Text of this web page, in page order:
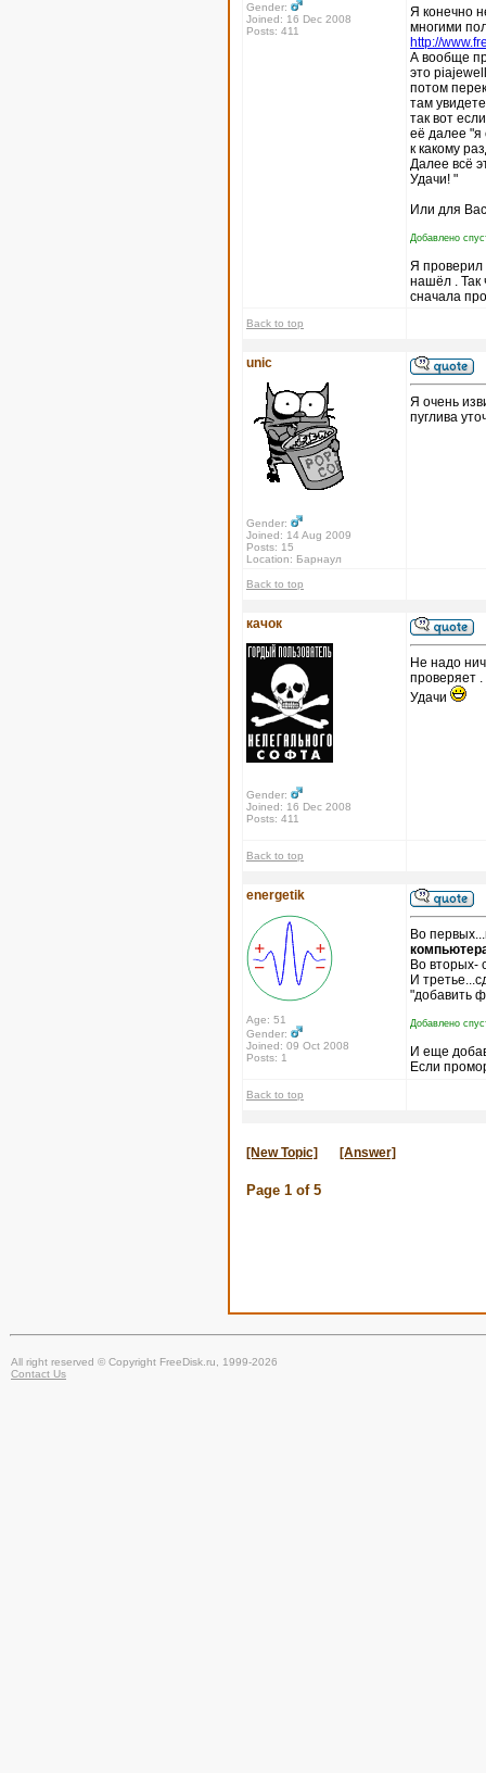
Gender:
Joined: 16 Dec 2008
Posts: 411
Я конечно
многими
http://
А вообще
это
потом
там
так вот
её далее "я
к какому
Далее всё
Удачи! "
Или для
Добавлено
Я проверил
нашёл . Так
сначала
Back to top
unic
Gender:
Joined: 14 Aug 2009
Posts: 15
Location: Барнаул
Я очень
пуглива
Back to top
качок
Gender:
Joined: 16 Dec 2008
Posts: 411
Не надо
проверяет .
Удачи
Back to top
energetik
Age: 51
Gender:
Joined: 09 Oct 2008
Posts: 1
Во
Во вторых-
И
"добавить
Добавлено
И еще
Если
Back to top
[New Topic] [Answer]
Page 1 of 5
All right reserved © Copyright FreeDisk.ru, 1999-2026
Contact Us